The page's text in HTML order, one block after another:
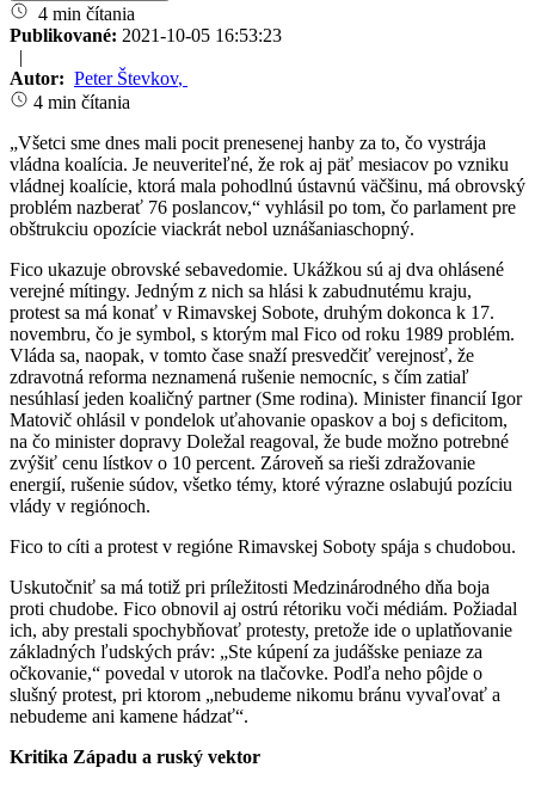
4 min čítania
Publikované: 2021-10-05 16:53:23
|
Autor: Peter Števkov,
4 min čítania
„Všetci sme dnes mali pocit prenesenej hanby za to, čo vystrája
vládna koalícia. Je neuveriteľné, že rok aj päť mesiacov po vzniku
vládnej koalície, ktorá mala pohodlnú ústavnú väčšinu, má obrovský
problém nazberať 76 poslancov,“ vyhlásil po tom, čo parlament pre
obštrukciu opozície viackrát nebol uznášaniaschopný.
Fico ukazuje obrovské sebavedomie. Ukážkou sú aj dva ohlásené
verejné mítingy. Jedným z nich sa hlási k zabudnutému kraju,
protest sa má konať v Rimavskej Sobote, druhým dokonca k 17.
novembru, čo je symbol, s ktorým mal Fico od roku 1989 problém.
Vláda sa, naopak, v tomto čase snaží presvedčiť verejnosť, že
zdravotná reforma neznamená rušenie nemocníc, s čím zatiaľ
nesúhlasí jeden koaličný partner (Sme rodina). Minister financií Igor
Matovič ohlásil v pondelok uťahovanie opaskov a boj s deficitom,
na čo minister dopravy Doležal reagoval, že bude možno potrebné
zvýšiť cenu lístkov o 10 percent. Zároveň sa rieši zdražovanie
energií, rušenie súdov, všetko témy, ktoré výrazne oslabujú pozíciu
vlády v regiónoch.
Fico to cíti a protest v regióne Rimavskej Soboty spája s chudobou.
Uskutočniť sa má totiž pri príležitosti Medzinárodného dňa boja
proti chudobe. Fico obnovil aj ostrú rétoriku voči médiám. Požiadal
ich, aby prestali spochybňovať protesty, pretože ide o uplatňovanie
základných ľudských práv: „Ste kúpení za judášske peniaze za
očkovanie,“ povedal v utorok na tlačovke. Podľa neho pôjde o
slušný protest, pri ktorom „nebudeme nikomu bránu vyvaľovať a
nebudeme ani kamene hádzať“.
Kritika Západu a ruský vektor